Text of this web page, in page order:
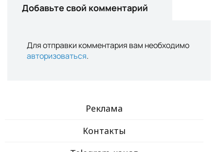
Добавьте свой комментарий
Для отправки комментария вам необходимо
авторизоваться.
Реклама
Контакты